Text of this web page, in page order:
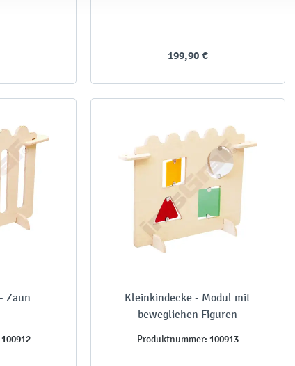
199,90 €
Zaun
100912
Kleinkindecke - Modul mit
beweglichen Figuren
Produktnummer: 100913